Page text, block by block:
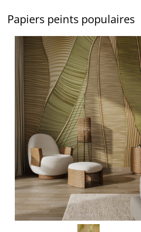
Papiers peints populaires